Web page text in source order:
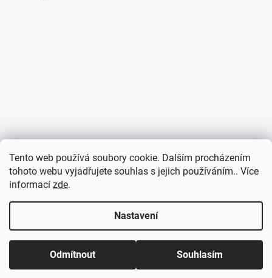
Tento web používá soubory cookie. Dalším procházením
tohoto webu vyjadřujete souhlas s jejich používáním.. Více
informací zde.
Nastavení
Odmítnout Souhlasím
Sledovat na Instagramu
Vytvořil Shoptet
Copyright 2026Pulsmetry.cz. Všechna práva vyhrazena.